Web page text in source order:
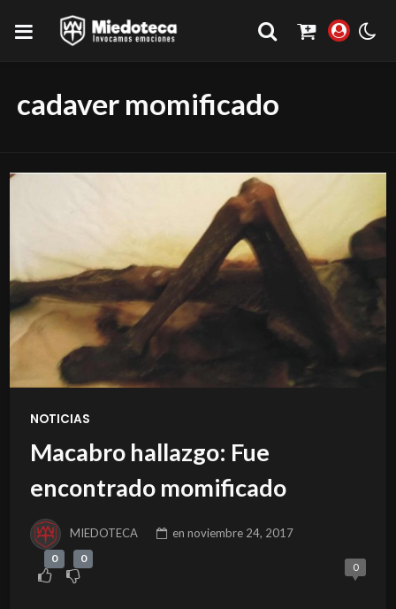
cadaver momificado
NOTICIAS
Macabro hallazgo: Fue
encontrado momificado
MIEDOTECA ennoviembre 24, 2017
0 0
0